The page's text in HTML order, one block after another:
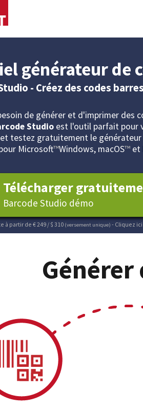
générateur de
- Créez des codes
de générer et d'imprimer des
Studio est l'outil parfait pour
testez gratuitement le générateur
Microsoft™Windows, macOS™ et
Télécharger
Barcode Studio démo
à partir de € 249 / $ 310 (versement unique) - Cliquez
Générer